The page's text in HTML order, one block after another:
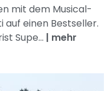
mit dem Musical-
auf einen Bestseller.
Supe... | mehr